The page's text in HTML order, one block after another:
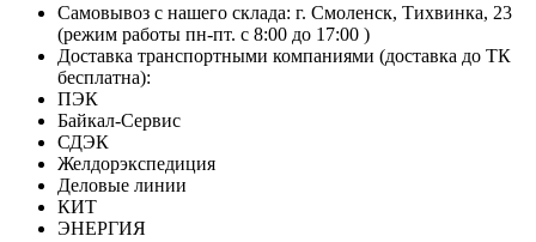
Самовывоз с нашего склада: г. Смоленск, Тихвинка, 23
(режим работы пн-пт. с 8:00 до 17:00 )
Доставка транспортными компаниями (доставка до ТК
бесплатна):
ПЭК
Байкал-Сервис
СДЭК
Желдорэкспедиция
Деловые линии
КИТ
ЭНЕРГИЯ